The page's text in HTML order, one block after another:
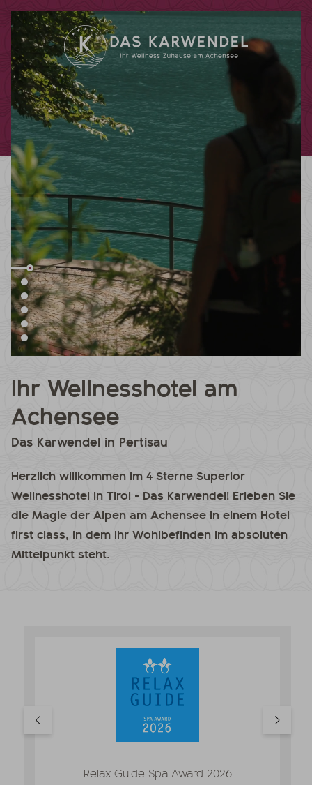
Ihr Wellnesshotel am
Achensee
Das Karwendel in Pertisau
Herzlich willkommen im 4 Sterne Superior
Wellnesshotel in Tirol - Das Karwendel! Erleben Sie
die Magie der Alpen am Achensee in einem Hotel
first class, in dem Ihr Wohlbefinden im absoluten
Mittelpunkt steht.
Relax Guide Spa Award 2026